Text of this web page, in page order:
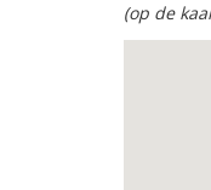
(op de